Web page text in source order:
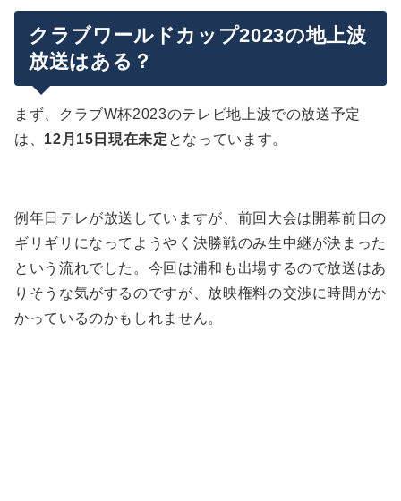
合無料ライブ配信予定！
FIFA＋とは？見逃し配信や日本語実況はある？
クラブワールドカップ2023出場クラブ・試合日程
おまけ：クラブワールドカップ2023チケット情報
まとめ
クラブワールドカップ2023の地上波
放送はある？
まず、クラブW杯2023のテレビ地上波での放送予定
は、 12月15日現在未定 となっています。
例年日テレが放送していますが、前回大会は開幕前日の
ギリギリになってようやく決勝戦のみ生中継が決まった
という流れでした。今回は浦和も出場するので放送はあ
りそうな気がするのですが、放映権料の交渉に時間がか
かっているのかもしれません。